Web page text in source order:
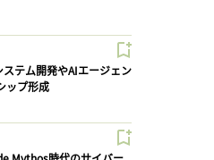
ステム開発やAIエージェン
ップ形成